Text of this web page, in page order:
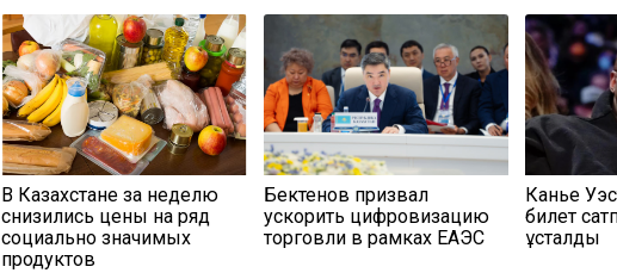
В Казахстане за неделю
снизились цены на ряд
социально значимых
продуктов
Бектенов призвал
ускорить цифровизацию
торговли в рамках ЕАЭС
Канье
билет
ұсталды